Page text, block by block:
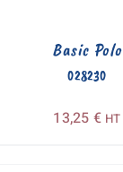
028230
Basic Polo
13,25 € HT